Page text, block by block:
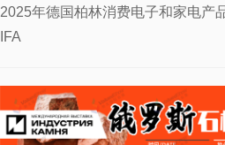
2025年德国柏林消费电子和家电产
IFA